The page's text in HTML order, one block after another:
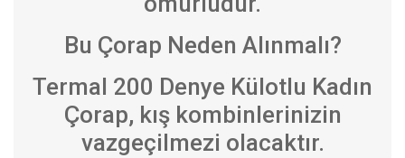
Bu Çorap Neden Alınmalı?
Termal 200 Denye Külotlu Kadın
Çorap, kış kombinlerinizin
vazgeçilmezi olacaktır.